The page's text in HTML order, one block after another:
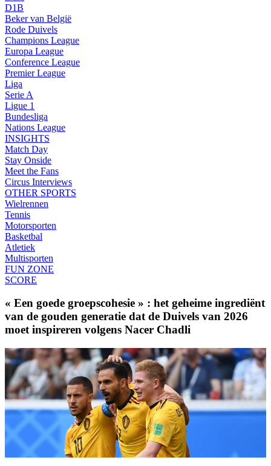
D1B
Beker van België
Rode Duivels
Champions League
Europa League
Conference League
Premier League
Liga
Serie A
Ligue 1
Bundesliga
Nations League
INSIGHTS
Match Day
Stay Onside
Meet the Fans
Circus Interviews
OTHER SPORTS
Wielrennen
Tennis
Motorsporten
Basketbal
Atletiek
Multisporten
FUN ZONE
SCORE
« Een goede groepscohesie » : het geheime ingrediënt
van de gouden generatie dat de Duivels van 2026
moet inspireren volgens Nacer Chadli